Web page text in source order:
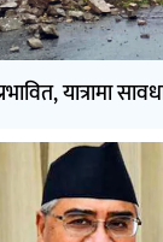
यात्रामा